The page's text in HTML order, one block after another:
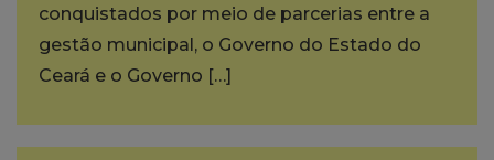
conquistados por meio de parcerias entre a
gestão municipal, o Governo do Estado do
Ceará e o Governo […]